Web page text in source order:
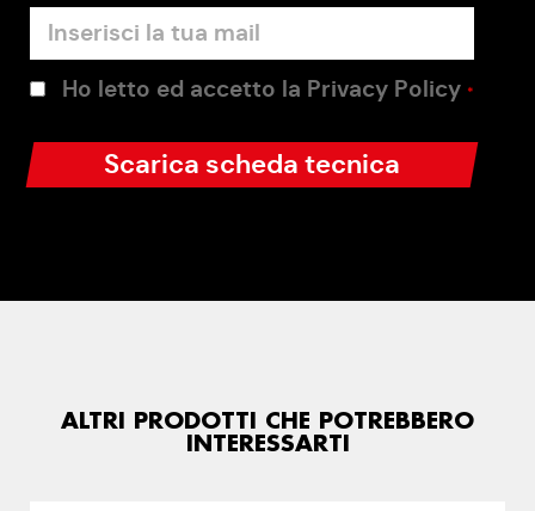
Ho letto ed accetto la Privacy Policy *
ALTRI PRODOTTI CHE POTREBBERO
INTERESSARTI